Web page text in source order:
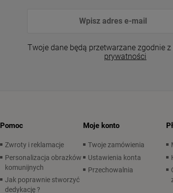
Twoje dane będą przetwarzane zgodnie z
prywatności
Pomoc
Zwroty i reklamacje
Personalizacja obrazków
komunijnych
Jak poprawnie stworzyć
dedykację ?
Moje konto
Twoje zamówienia
Ustawienia konta
Przechowalnia